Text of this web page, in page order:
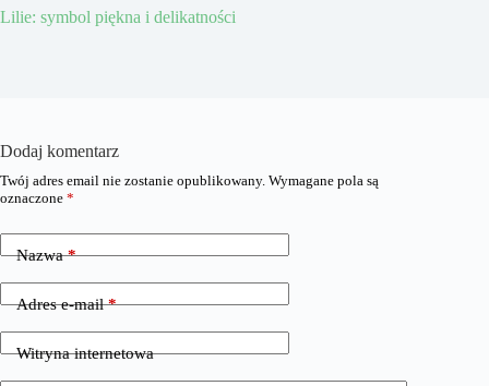
Lilie: symbol piękna i delikatności
Dodaj komentarz
Twój adres email nie zostanie opublikowany. Wymagane pola są
oznaczone *
Nazwa*
Adres e-mail*
Witryna internetowa